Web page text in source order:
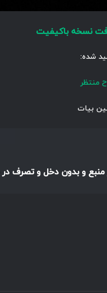
نسخه باکیفیت
شده:
منتظر
بیات
منبع و بدون دخل و تصرف